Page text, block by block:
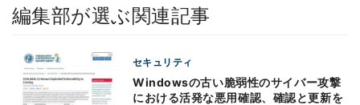
編集部が選ぶ関連記事
セキュリティ
Windowsの古い脆弱性のサイバー攻撃
における活発な悪用確認、確認と更新を